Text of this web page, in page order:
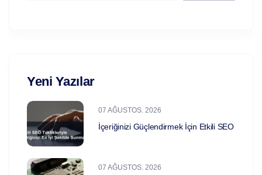
Yeni Yazılar
07 AĞUSTOS. 2026
İçeriğinizi Güçlendirmek İçin Etkili SEO
07 AĞUSTOS. 2026